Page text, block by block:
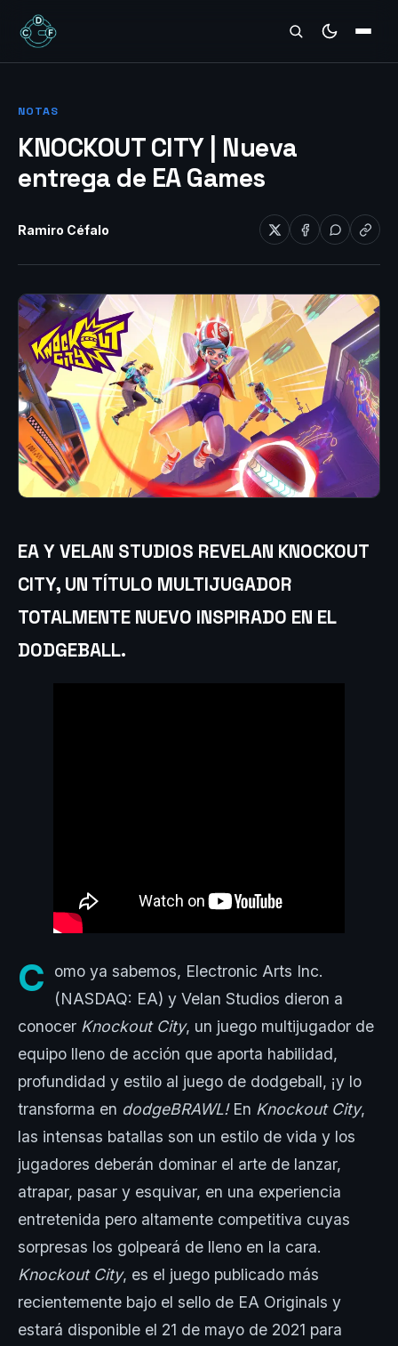
REVIEWS
NOTAS
KNOCKOUT CITY | Nueva
entrega de EA Games
Ramiro Céfalo
EA Y VELAN STUDIOS REVELAN KNOCKOUT
CITY, UN TÍTULO MULTIJUGADOR
TOTALMENTE NUEVO INSPIRADO EN EL
DODGEBALL.
C
omo ya sabemos, Electronic Arts Inc.
(NASDAQ: EA) y Velan Studios dieron a
conocer Knockout City, un juego multijugador de
equipo lleno de acción que aporta habilidad,
profundidad y estilo al juego de dodgeball, ¡y lo
transforma en dodgeBRAWL!En Knockout City,
las intensas batallas son un estilo de vida y los
jugadores deberán dominar el arte de lanzar,
atrapar, pasar y esquivar, en una experiencia
entretenida pero altamente competitiva cuyas
sorpresas los golpeará de lleno en la cara.
Knockout City, es el juego publicado más
recientemente bajo el sello de EA Originals y
estará disponible el 21 de mayo de 2021 para